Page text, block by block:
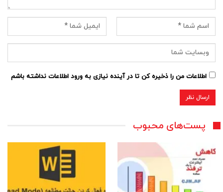
اطلاعات من را ذخیره کن تا در آینده نیازی به ورود اطلاعات نداشته باشم
پست‌های محبوب